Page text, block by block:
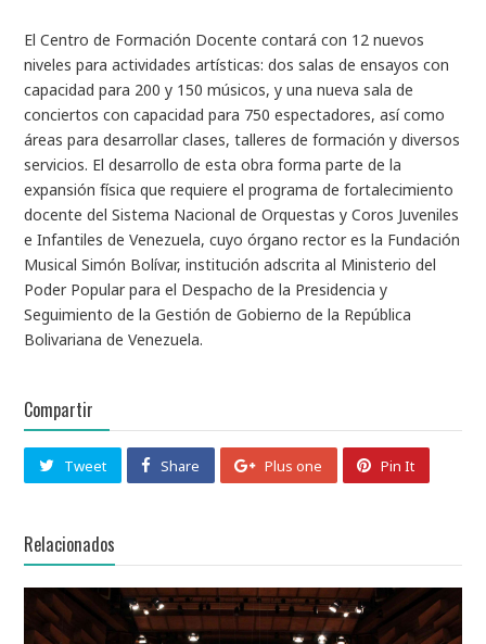
El Centro de Formación Docente contará con 12 nuevos
niveles para actividades artísticas: dos salas de ensayos con
capacidad para 200 y 150 músicos, y una nueva sala de
conciertos con capacidad para 750 espectadores, así como
áreas para desarrollar clases, talleres de formación y diversos
servicios. El desarrollo de esta obra forma parte de la
expansión física que requiere el programa de fortalecimiento
docente del Sistema Nacional de Orquestas y Coros Juveniles
e Infantiles de Venezuela, cuyo órgano rector es la Fundación
Musical Simón Bolívar, institución adscrita al Ministerio del
Poder Popular para el Despacho de la Presidencia y
Seguimiento de la Gestión de Gobierno de la República
Bolivariana de Venezuela.
Compartir
Tweet Share Plus one Pin It
Relacionados